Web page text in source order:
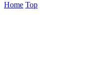
Home Top